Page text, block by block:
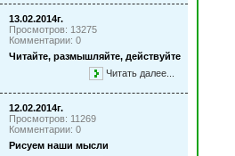
13.02.2014г.
Просмотров: 13275
Комментарии: 0
Читайте, размышляйте, действуйте
Читать далее...
12.02.2014г.
Просмотров: 11269
Комментарии: 0
Рисуем наши мысли